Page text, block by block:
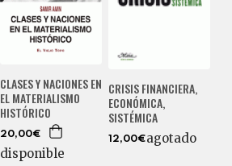
CLASES Y NACIONES EN
EL MATERIALISMO
HISTÓRICO
20,00€
disponible
CRISIS FINANCIERA,
ECONÓMICA,
SISTÉMICA
12,00€agotado